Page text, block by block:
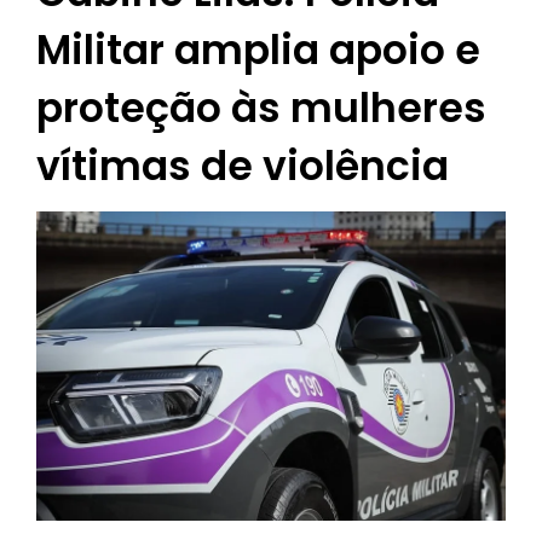
Militar amplia apoio e
proteção às mulheres
vítimas de violência